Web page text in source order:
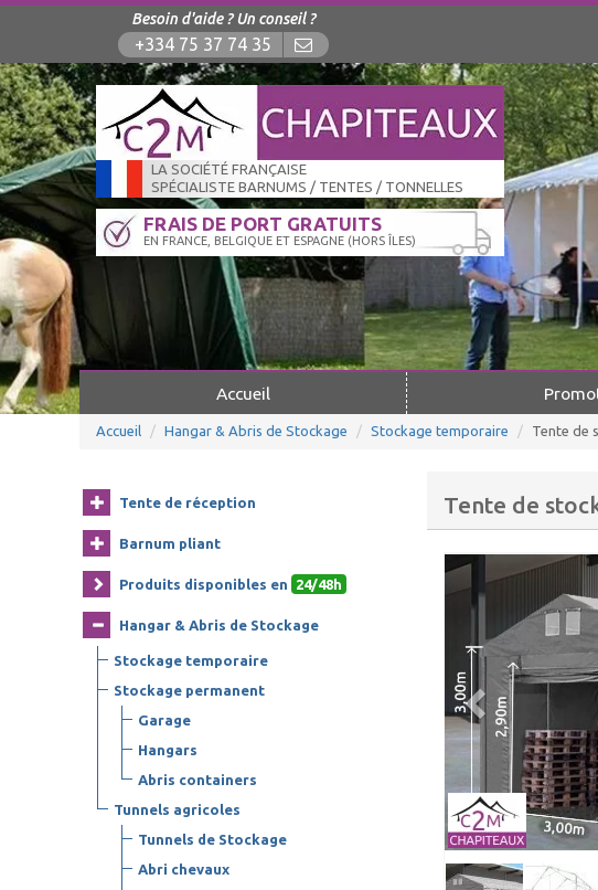
Besoin d'aide ? Un conseil ?
+334 75 37 74 35
LA SOCIÉTÉ FRANÇAISE
SPÉCIALISTE BARNUMS / TENTES / TONNELLES
FRAIS DE PORT GRATUITS
EN FRANCE, BELGIQUE ET ESPAGNE (HORS ÎLES)
Accueil
Accueil Hangar & Abris de Stockage Stockage temporaire Tente de
Tente de réception
Barnum pliant
Produits disponibles en 24/48h
Hangar & Abris de Stockage
Stockage temporaire
Stockage permanent
Garage
Hangars
Abris containers
Tunnels agricoles
Tunnels de Stockage
Abri chevaux
Tente de